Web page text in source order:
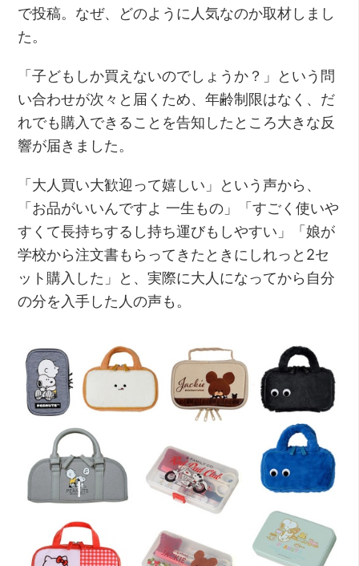
で投稿。なぜ、どのように人気なのか取材しまし
た。
「子どもしか買えないのでしょうか？」という問
い合わせが次々と届くため、年齢制限はなく、だ
れでも購入できることを告知したところ大きな反
響が届きました。
「大人買い大歓迎って嬉しい」という声から、
「お品がいいんですよ 一生もの」「すごく使いや
すくて長持ちするし持ち運びもしやすい」「娘が
学校から注文書もらってきたときにしれっと2セ
ット購入した」と、実際に大人になってから自分
の分を入手した人の声も。